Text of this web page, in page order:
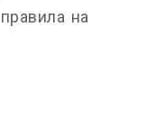
на